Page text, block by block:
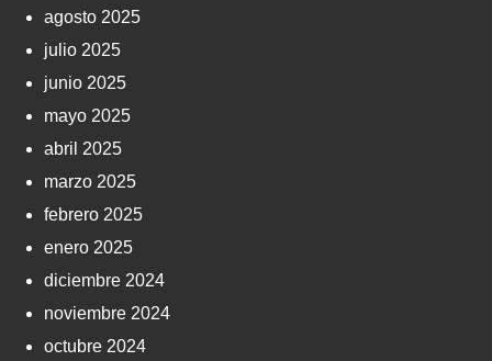
agosto 2025
julio 2025
junio 2025
mayo 2025
abril 2025
marzo 2025
febrero 2025
enero 2025
diciembre 2024
noviembre 2024
octubre 2024